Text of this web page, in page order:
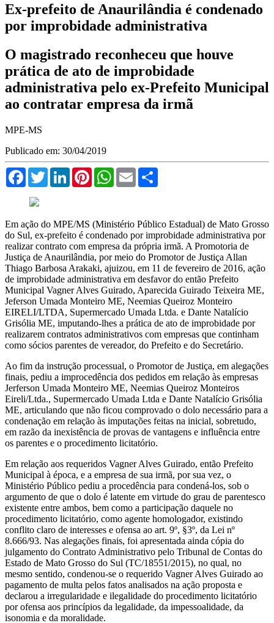
Ex-prefeito de Anaurilândia é condenado
por improbidade administrativa
O magistrado reconheceu que houve
prática de ato de improbidade
administrativa pelo ex-Prefeito Municipal
ao contratar empresa da irmã
MPE-MS
Publicado em: 30/04/2019
FacebookTwitterLinkedInPinterestWhatsApp
Email
Em ação do MPE/MS (Ministério Público Estadual) de Mato Grosso
do Sul, ex-prefeito é condenado por improbidade administrativa por
realizar contrato com empresa da própria irmã. A Promotoria de
Justiça de Anaurilândia, por meio do Promotor de Justiça Allan
Thiago Barbosa Arakaki, ajuizou, em 11 de fevereiro de 2016, ação
de improbidade administrativa em desfavor do então Prefeito
Municipal Vagner Alves Guirado, Aparecida Guirado Teixeira ME,
Jeferson Umada Monteiro ME, Neemias Queiroz Monteiro
EIRELI/LTDA, Supermercado Umada Ltda. e Dante Natalício
Grisólia ME, imputando-lhes a prática de ato de improbidade por
realizarem contratos administrativos com empresas que continham
como sócios parentes de vereador, do Prefeito e do Secretário.
Ao fim da instrução processual, o Promotor de Justiça, em alegações
finais, pediu a improcedência dos pedidos em relação às empresas
Jerferson Umada Monteiro ME, Neemias Queiroz Monteiros
Eireli/Ltda., Supermercado Umada Ltda e Dante Natalício Grisólia
ME, articulando que não ficou comprovado o dolo necessário para a
condenação em relação às imputações feitas na inicial, sobretudo,
em razão da inexistência de provas de vantagens e influência entre
os parentes e o procedimento licitatório.
Em relação aos requeridos Vagner Alves Guirado, então Prefeito
Municipal à época, e a empresa de sua irmã, por sua vez, o
Ministério Público pediu a procedência para condená-los, sob o
argumento de que o dolo é latente em virtude do grau de parentesco
existente entre ambos, bem como a participação daquele no
procedimento licitatório, como agente homologador, existindo
conflito claro de interesses e ofensa ao art. 9º, §3º, da Lei nº
8.666/93. Nas alegações finais, foi apresentada ainda cópia do
julgamento do Contrato Administrativo pelo Tribunal de Contas do
Estado de Mato Grosso do Sul (TC/18551/2015), no qual, no
mesmo sentido, condenou-se o requerido Vagner Alves Guirado ao
pagamento de multa pelos fatos analisados na ação proposta e
declarou a irregularidade e ilegalidade do procedimento licitatório
por ofensa aos princípios da legalidade, da impessoalidade, da
isonomia e da moralidade.